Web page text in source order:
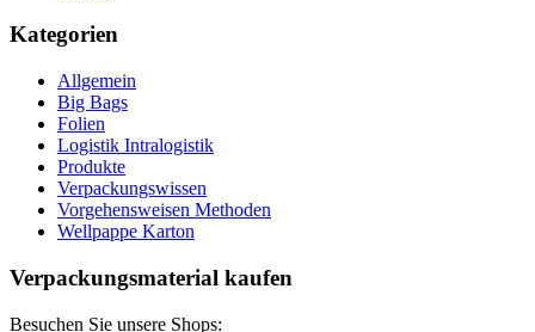
Kategorien
Allgemein
Big Bags
Folien
Logistik Intralogistik
Produkte
Verpackungswissen
Vorgehensweisen Methoden
Wellpappe Karton
Verpackungsmaterial kaufen
Besuchen Sie unsere Shops: